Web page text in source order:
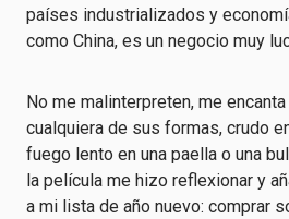
países industrializados y
como China, es un negocio muy
No me malinterpreten, me
cualquiera de sus formas, crudo
fuego lento en una paella o una
la película me hizo reflexionar y
a mi lista de año nuevo: comprar